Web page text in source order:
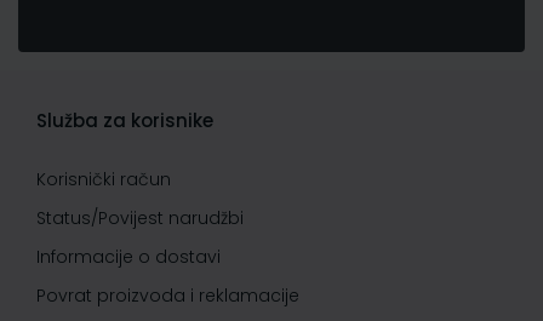
Služba za korisnike
Korisnički račun
Status/Povijest narudžbi
Informacije o dostavi
Povrat proizvoda i reklamacije